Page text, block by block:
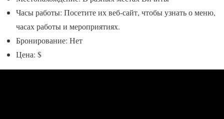
Часы работы: Посетите их веб-сайт, чтобы узнать о меню,
часах работы и мероприятиях.
Бронирование: Нет
Цена: $